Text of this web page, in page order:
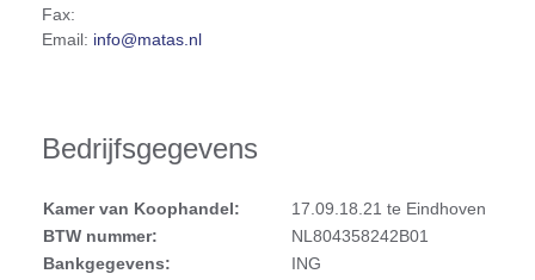
Fax:
Email: info@matas.nl
Bedrijfsgegevens
Kamer van Koophandel:
17.09.18.21 te Eindhoven
BTW nummer:
NL804358242B01
Bankgegevens:
ING